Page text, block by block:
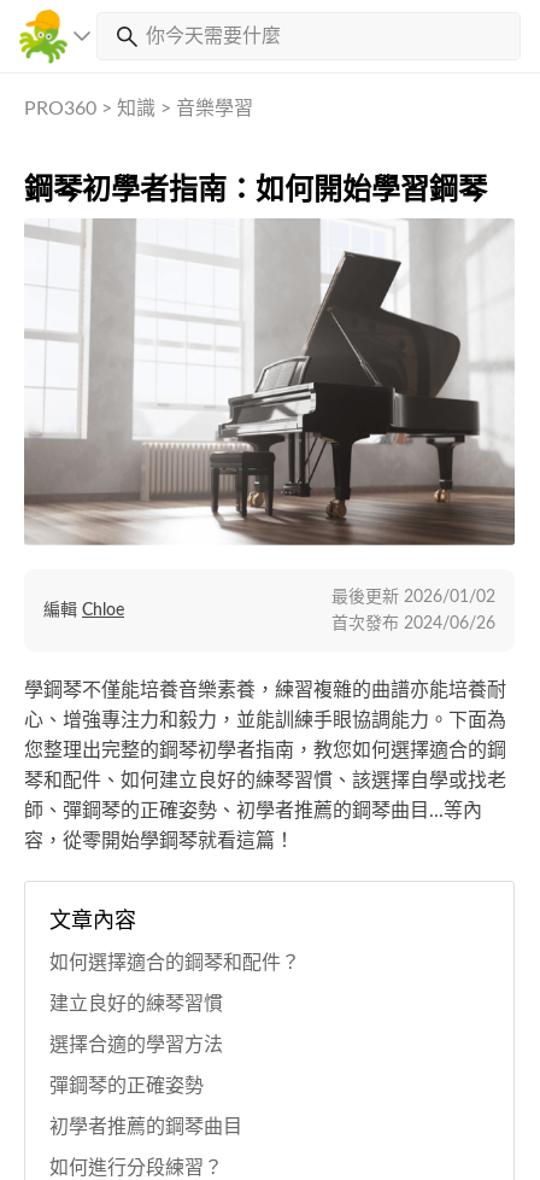
PRO360 > 知識 > 音樂學習
鋼琴初學者指南：如何開始學習鋼琴
學鋼琴不僅能培養音樂素養，練習複雜的曲譜亦能培養耐
心、增強專注力和毅力，並能訓練手眼協調能力。下面為
您整理出完整的鋼琴初學者指南，教您如何選擇適合的鋼
琴和配件、如何建立良好的練琴習慣、該選擇自學或找老
師、彈鋼琴的正確姿勢、初學者推薦的鋼琴曲目...等內
容，從零開始學鋼琴就看這篇！
編輯 Chloe
最後更新 2026/01/02
首次發布 2024/06/26
文章內容
如何選擇適合的鋼琴和配件？
建立良好的練琴習慣
選擇合適的學習方法
彈鋼琴的正確姿勢
初學者推薦的鋼琴曲目
如何進行分段練習？